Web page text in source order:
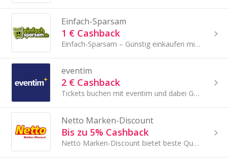
Einfach-Sparsam
1 € Cashback
Einfach-Sparsam – Günstig einkaufen mit cleveren Angeboten
eventim
2 € Cashback
Tickets buchen mit eventim und dabei Geld sparen mit TopCashback!
Netto Marken-Discount
Bis zu 5% Cashback
Netto Marken-Discount bietet beste Qualität zu sehr günstigen Preisen. Das Konzept: Frische, Regionalität, Reisen und Vielfalt zum günstigen Preis.